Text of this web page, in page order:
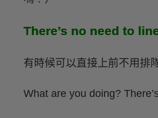
There’s no need to
有時候可以直接上前不用排
What are you doing?